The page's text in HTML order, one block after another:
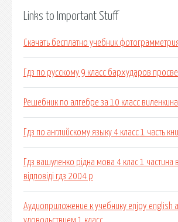
Links to Important Stuff
Скачать бесплатно учебник
Гдз по русскому 9 класс бархударов
Решебник по алгебре за 10 класс виленкина
Гдз по английскому языку 4 класс 1 часть
Гдз вашуленко рідна мова 4 клас 1 частина
відповіді гдз 2004 р
Аудиоприложение к учебнику enjoy english